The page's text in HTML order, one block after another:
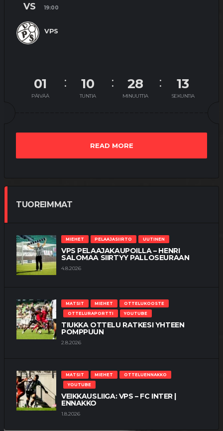
VPS
VS 19:00
01
PÄIVÄÄ
10
TUNTIA
28
MINUUTTIA
13
SEKUNTIA
READ MORE
TUOREIMMAT
MIEHET PELAAJASIIRTO UUTINEN
VPS PELAAJAKAUPOILLA – HENRI
SALOMAA SIIRTYY PALLOSEURAAN
4.8.2026
MATSIT MIEHET
OTTELUKOOSTE
OTTELURAPORTTI
YOUTUBE
TIUKKA OTTELU RATKESI YHTEEN
POMPPUUN
2.8.2026
MATSIT MIEHET
OTTELUENNAKKO
YOUTUBE
VEIKKAUSLIIGA: VPS – FC INTER |
ENNAKKO
1.8.2026